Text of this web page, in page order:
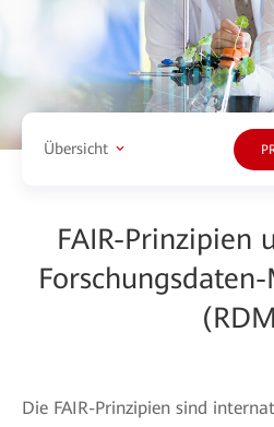
Übersicht
FAIR-Prinzipien
Die FAIR-Prinzipien sind